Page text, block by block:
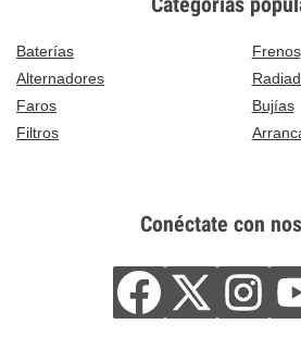
Baterías
Frenos
Alternadores
Faros
Bujías
Filtros
Conéctate con